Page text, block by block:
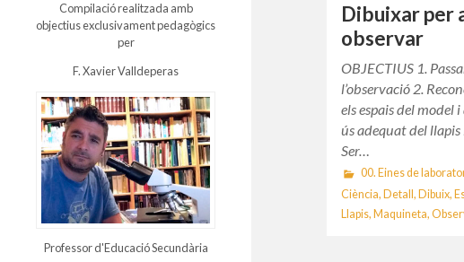
Compilació realitzada amb
objectius exclusivament pedagògics
per
F. Xavier Valldeperas
Professor d'Educació Secundària
Dibuixar per
observar
OBJECTIUS 1.
l’observació 2.
els espais del model
ús adequat del llapis
Ser…
00. Eines de
Ciència,Detall,Dibuix,
Llapis,Maquineta,